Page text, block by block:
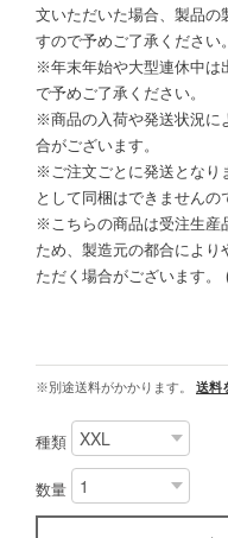
文いただいた場合、製品の
すので予めご了承ください。
※年末年始や大型連休中は
で予めご了承ください。
※商品の入荷や発送状況に
合がございます。
※ご注文ごとに発送となり
として同梱はできませんの
※こちらの商品は受注生産
ため、製造元の都合によ
ただく場合がございます。
※別途送料がかかります。 送料
種類
数量